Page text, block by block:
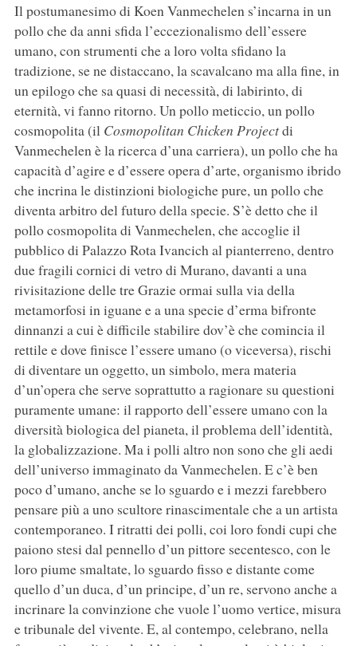
Il postumanesimo di Koen Vanmechelen s’incarna in un
pollo che da anni sfida l’eccezionalismo dell’essere
umano, con strumenti che a loro volta sfidano la
tradizione, se ne distaccano, la scavalcano ma alla fine, in
un epilogo che sa quasi di necessità, di labirinto, di
eternità, vi fanno ritorno. Un pollo meticcio, un pollo
cosmopolita (il Cosmopolitan Chicken Projectdi
Vanmechelen è la ricerca d’una carriera), un pollo che ha
capacità d’agire e d’essere opera d’arte, organismo ibrido
che incrina le distinzioni biologiche pure, un pollo che
diventa arbitro del futuro della specie. S’è detto che il
pollo cosmopolita di Vanmechelen, che accoglie il
pubblico di Palazzo Rota Ivancich al pianterreno, dentro
due fragili cornici di vetro di Murano, davanti a una
rivisitazione delle tre Grazie ormai sulla via della
metamorfosi in iguane e a una specie d’erma bifronte
dinnanzi a cui è difficile stabilire dov’è che comincia il
rettile e dove finisce l’essere umano (o viceversa), rischi
di diventare un oggetto, un simbolo, mera materia
d’un’opera che serve soprattutto a ragionare su questioni
puramente umane: il rapporto dell’essere umano con la
diversità biologica del pianeta, il problema dell’identità,
la globalizzazione. Ma i polli altro non sono che gli aedi
dell’universo immaginato da Vanmechelen. E c’è ben
poco d’umano, anche se lo sguardo e i mezzi farebbero
pensare più a uno scultore rinascimentale che a un artista
contemporaneo. I ritratti dei polli, coi loro fondi cupi che
paiono stesi dal pennello d’un pittore secentesco, con le
loro piume smaltate, lo sguardo fisso e distante come
quello d’un duca, d’un principe, d’un re, servono anche a
incrinare la convinzione che vuole l’uomo vertice, misura
e tribunale del vivente. E, al contempo, celebrano, nella